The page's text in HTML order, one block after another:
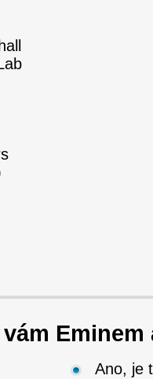
Ano, je